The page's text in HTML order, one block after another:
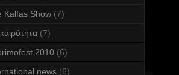
Kalfas Show (7)
(7)
2010 (6)
news (6)